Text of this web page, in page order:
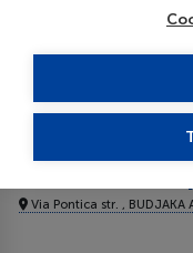
Calisto Sozopol
Via Pontica str. , BUDJAKA